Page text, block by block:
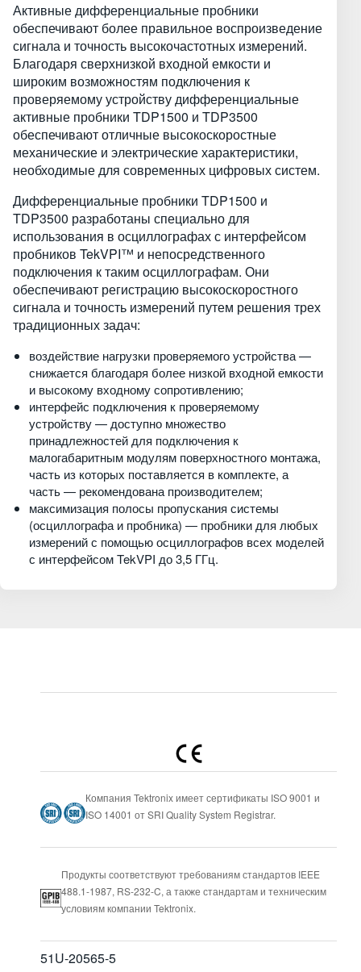
Активные дифференциальные пробники
обеспечивают более правильное воспроизведение
сигнала и точность высокочастотных измерений.
Благодаря сверхнизкой входной емкости и
широким возможностям подключения к
проверяемому устройству дифференциальные
активные пробники TDP1500 и TDP3500
обеспечивают отличные высокоскоростные
механические и электрические характеристики,
необходимые для современных цифровых систем.
Дифференциальные пробники TDP1500 и
TDP3500 разработаны специально для
использования в осциллографах с интерфейсом
пробников TekVPI™ и непосредственного
подключения к таким осциллографам. Они
обеспечивают регистрацию высокоскоростного
сигнала и точность измерений путем решения трех
традиционных задач:
воздействие нагрузки проверяемого устройства —
снижается благодаря более низкой входной емкости
и высокому входному сопротивлению;
интерфейс подключения к проверяемому
устройству — доступно множество
принадлежностей для подключения к
малогабаритным модулям поверхностного монтажа,
часть из которых поставляется в комплекте, а
часть — рекомендована производителем;
максимизация полосы пропускания системы
(осциллографа и пробника) — пробники для любых
измерений с помощью осциллографов всех моделей
с интерфейсом TekVPI до 3,5 ГГц.
Компания Tektronix имеет сертификаты ISO 9001 и
ISO 14001 от SRI Quality System Registrar.
Продукты соответствуют требованиям стандартов IEEE
488.1-1987, RS-232-C, а также стандартам и техническим
условиям компании Tektronix.
51U-20565-5